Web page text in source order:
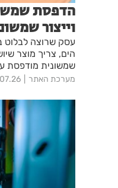
הדפסת
וייצור
עסק שרוצה לבלוט
הים, צריך מוצר
שמשונית מודפסת
ארוכות, נראית
את כל השלבים:
שהשמשוניות שלכם
אחרי כביסה אחת.
מערכת האתר